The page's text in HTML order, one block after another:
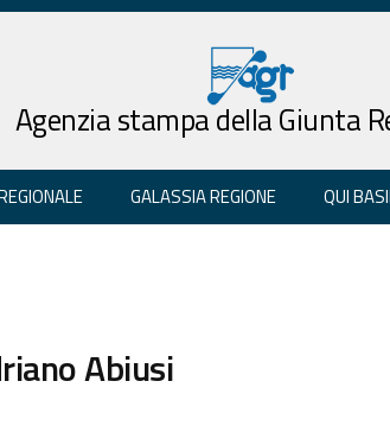
Agenzia stampa della Giunta
GALASSIA REGIONE QUI
Abiusi